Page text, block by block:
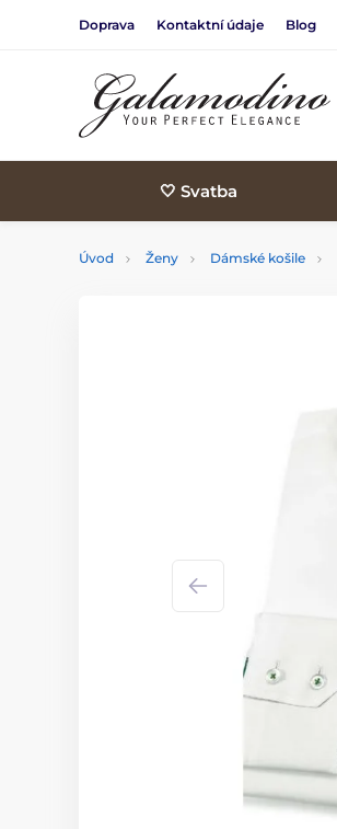
Doprava Kontaktní údaje Blog
🤍 Svatba
Úvod Ženy Dámské košile